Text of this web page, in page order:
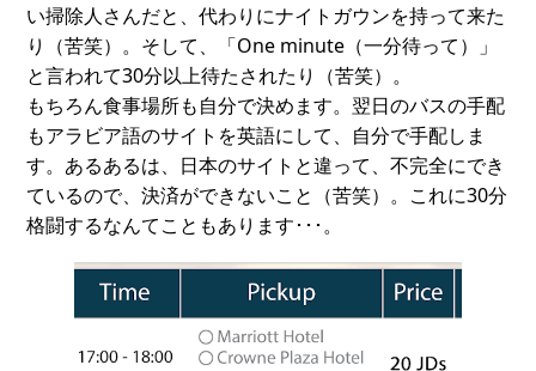
い掃除人さんだと、代わりにナイトガウンを持って来た
り（苦笑）。そして、「One minute（一分待って）」
と言われて30分以上待たされたり（苦笑）。
もちろん食事場所も自分で決めます。翌日のバスの手配
もアラビア語のサイトを英語にして、自分で手配しま
す。あるあるは、日本のサイトと違って、不完全にでき
ているので、決済ができないこと（苦笑）。これに30分
格闘するなんてこともあります･･･。